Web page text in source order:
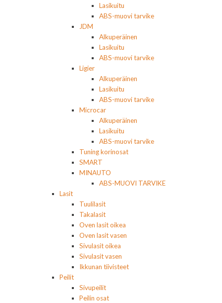
Lasikuitu
ABS-muovi tarvike
JDM
Alkuperäinen
Lasikuitu
ABS-muovi tarvike
Ligier
Alkuperäinen
Lasikuitu
ABS-muovi tarvike
Microcar
Alkuperäinen
Lasikuitu
ABS-muovi tarvike
Tuning korinosat
SMART
MINAUTO
ABS-MUOVI TARVIKE
Lasit
Tuulilasit
Takalasit
Oven lasit oikea
Oven lasit vasen
Sivulasit oikea
Sivulasit vasen
Ikkunan tiivisteet
Peilit
Sivupeilit
Peilin osat